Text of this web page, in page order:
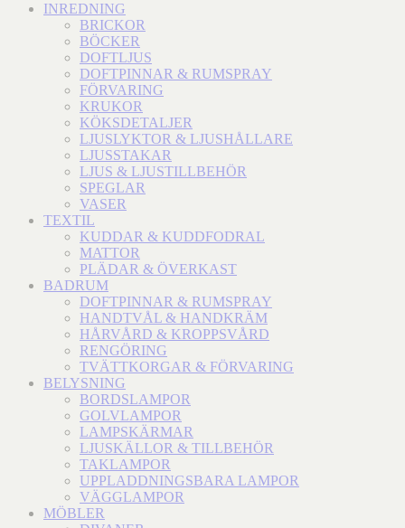
INREDNING
BRICKOR
BÖCKER
DOFTLJUS
DOFTPINNAR & RUMSPRAY
FÖRVARING
KRUKOR
KÖKSDETALJER
LJUSLYKTOR & LJUSHÅLLARE
LJUSSTAKAR
LJUS & LJUSTILLBEHÖR
SPEGLAR
VASER
TEXTIL
KUDDAR & KUDDFODRAL
MATTOR
PLÄDAR & ÖVERKAST
BADRUM
DOFTPINNAR & RUMSPRAY
HANDTVÅL & HANDKRÄM
HÅRVÅRD & KROPPSVÅRD
RENGÖRING
TVÄTTKORGAR & FÖRVARING
BELYSNING
BORDSLAMPOR
GOLVLAMPOR
LAMPSKÄRMAR
LJUSKÄLLOR & TILLBEHÖR
TAKLAMPOR
UPPLADDNINGSBARA LAMPOR
VÄGGLAMPOR
MÖBLER